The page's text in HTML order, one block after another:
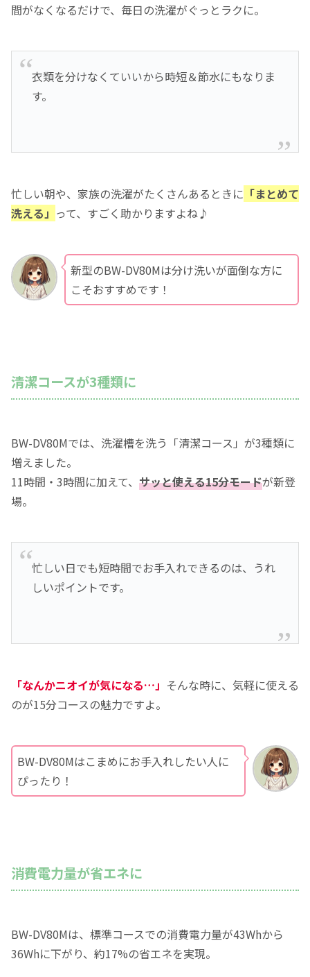
間がなくなるだけで、毎日の洗濯がぐっとラクに。
衣類を分けなくていいから時短＆節水にもなりま
す。
忙しい朝や、家族の洗濯がたくさんあるときに 「まとめて
洗える」 って、すごく助かりますよね♪
新型のBW-DV80Mは分け洗いが面倒な方に
こそおすすめです！
清潔コースが3種類に
BW-DV80Mでは、洗濯槽を洗う「清潔コース」が3種類に
増えました。
11時間・3時間に加えて、 サッと使える15分モードが新登
場。
忙しい日でも短時間でお手入れできるのは、うれ
しいポイントです。
「なんかニオイが気になる…」 そんな時に、気軽に使える
のが15分コースの魅力ですよ。
BW-DV80Mはこまめにお手入れしたい人に
ぴったり！
消費電力量が省エネに
BW-DV80Mは、標準コースでの消費電力量が43Whから
36Whに下がり、約17%の省エネを実現。